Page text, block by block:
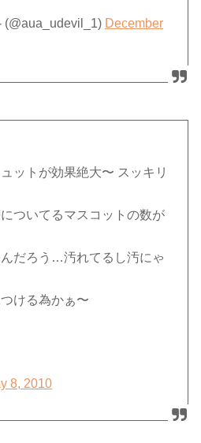
December
ットが効果絶大〜 スッキリ
ついてるマスコットの数が
だろう…汚れてるし汚にゃ
ける為かぁ〜
8, 2010